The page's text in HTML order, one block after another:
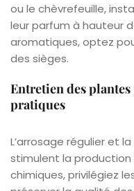
ou le chèvrefeuille,
leur parfum à hauteur
aromatiques, optez
des sièges.
Entretien des
pratiques
L’arrosage régulier et
stimulent la production
chimiques, privilégiez